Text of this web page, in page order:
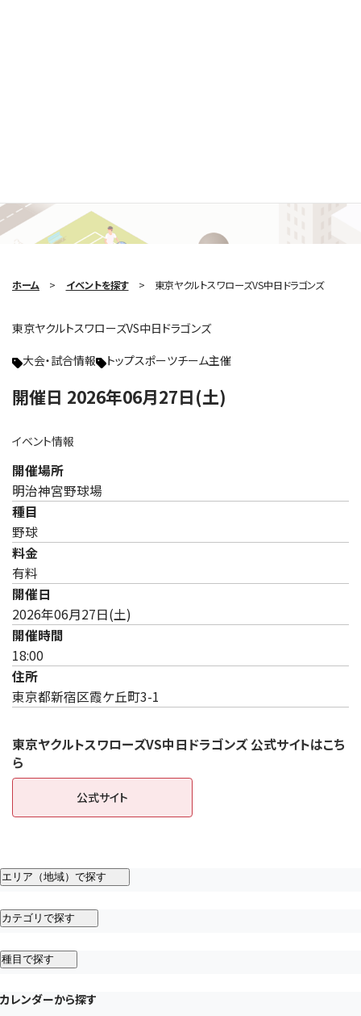
ホーム イベントを探す 東京ヤクルトスワローズVS中日ドラゴンズ
東京ヤクルトスワローズVS中日ドラゴンズ
大会・試合情報
トップスポーツチーム主催
開催日 2026年06月27日(土)
イベント情報
開催場所
明治神宮野球場
種目
野球
料金
有料
開催日
2026年06月27日(土)
開催時間
18:00
住所
東京都新宿区霞ケ丘町3-1
東京ヤクルトスワローズVS中日ドラゴンズ 公式サイトはこち
ら
公式サイト（新しいタブで開きます）
エリア（地域）で探す
カテゴリで探す
種目で探す
カレンダーから探す